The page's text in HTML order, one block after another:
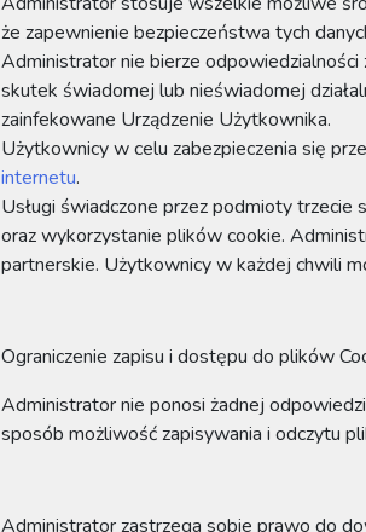
że zapewnienie bezpieczeństwa tych
Administrator nie bierze odpowiedzialności
skutek świadomej lub nieświadomej
zainfekowane Urządzenie Użytkownika.
Użytkownicy w celu zabezpieczenia się
internetu.
Usługi świadczone przez podmioty
oraz wykorzystanie plików cookie.
partnerskie. Użytkownicy w każdej chwili
Ograniczenie zapisu i dostępu do plików
Administrator nie ponosi żadnej
sposób możliwość zapisywania i odczytu
Administrator zastrzega sobie prawo do